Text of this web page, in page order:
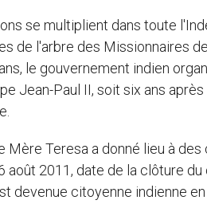
se multiplient dans toute
de l'arbre des Missionnaires
le gouvernement indien
Jean-Paul II, soit six ans
Mère Teresa a donné lieu à
2011, date de la clôture
devenue citoyenne indienne